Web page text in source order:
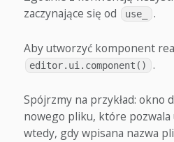
zaczynające się od
use_ .
Aby utworzyć komponent
editor.ui.component() .
Spójrzmy na przykład: okno
nowego pliku, które
wtedy, gdy wpisana nazwa